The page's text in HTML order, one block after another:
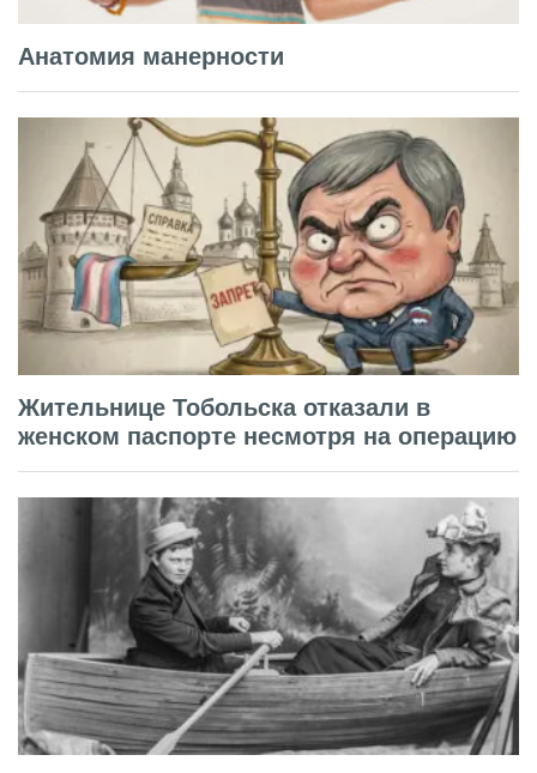
Анатомия манерности
Жительнице Тобольска отказали в
женском паспорте несмотря на операцию